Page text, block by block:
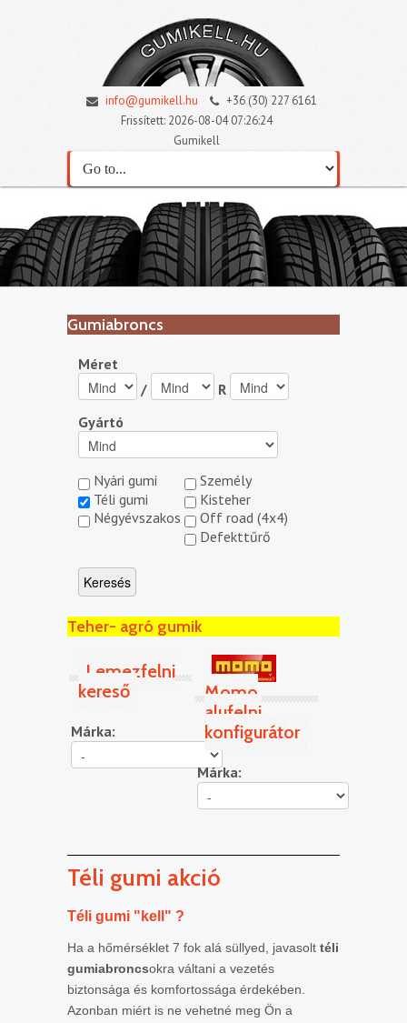
info@gumikell.hu
+36 (30) 227 6161
Frissített: 2026-08-04 07:26:24
Gumikell
Gumiabroncs
Méret
/
R
Gyártó
Nyári gumi
Téli gumi
Négyévszakos
Személy
Kisteher
Off road (4x4)
Defekttűrő
Teher- agró gumik
Lemezfelni
kereső
Márka:
Momo
alufelni
konfigurátor
Márka:
Téli gumi akció
Téli gumi "kell" ?
Ha a hőmérséklet 7 fok alá süllyed, javasolt téli
gumiabroncsokra váltani a vezetés
biztonsága és komfortossága érdekében.
Azonban miért is ne vehetné meg Ön a